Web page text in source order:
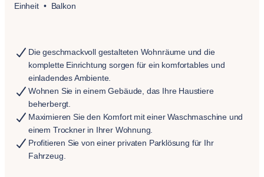
Einheit
Balkon
Die geschmackvoll gestalteten Wohnräume und die
komplette Einrichtung sorgen für ein komfortables und
einladendes Ambiente.
Wohnen Sie in einem Gebäude, das Ihre Haustiere
beherbergt.
Maximieren Sie den Komfort mit einer Waschmaschine und
einem Trockner in Ihrer Wohnung.
Profitieren Sie von einer privaten Parklösung für Ihr
Fahrzeug.